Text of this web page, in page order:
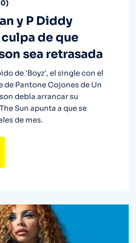
0)
y P Diddy
de que
sea retrasada
de 'Boyz', el single con el
de Pantone Cojones de Un
debía arrancar su
Sun apunta a que se
de mes.